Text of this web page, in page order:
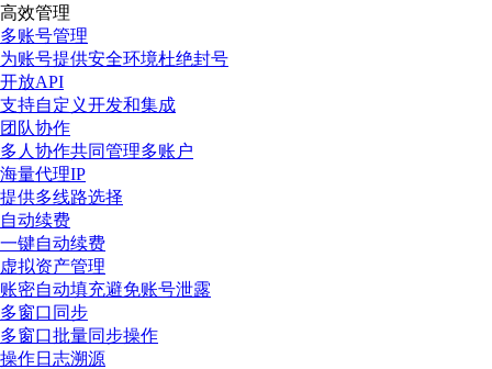
高效管理
多账号管理
为账号提供安全环境杜绝封号
开放API
支持自定义开发和集成
团队协作
多人协作共同管理多账户
海量代理IP
提供多线路选择
自动续费
一键自动续费
虚拟资产管理
账密自动填充避免账号泄露
多窗口同步
多窗口批量同步操作
操作日志溯源